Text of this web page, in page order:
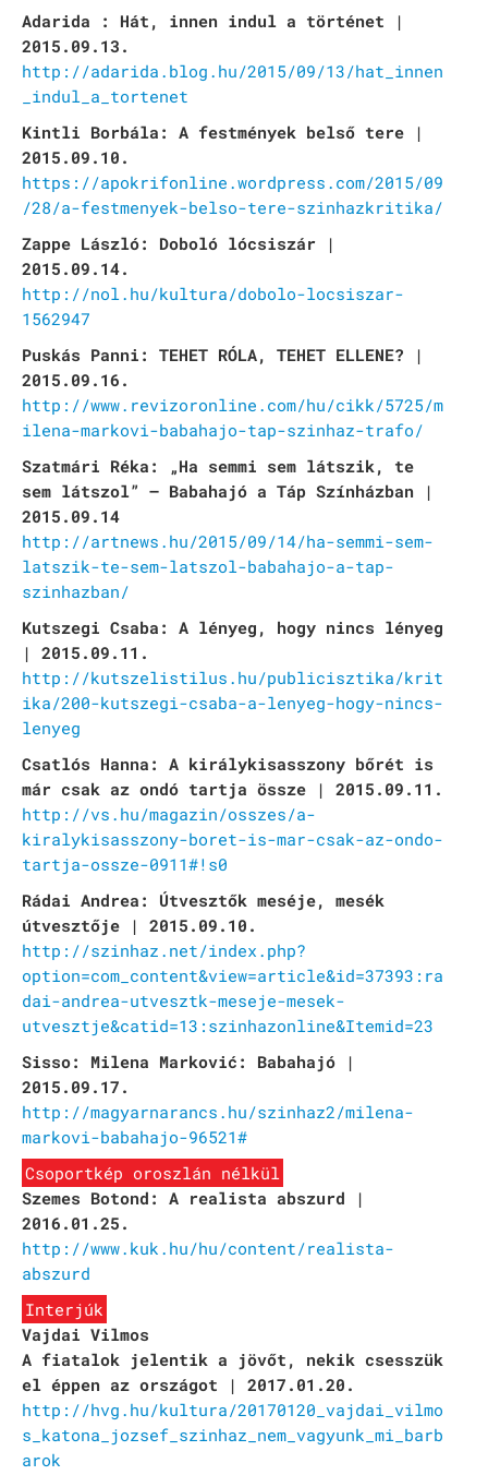
Adarida : Hát, innen indul a történet |
2015.09.13.
http://adarida.blog.hu/2015/09/13/hat_innen
_indul_a_tortenet
Kintli Borbála: A festmények belső tere |
2015.09.10.
https://apokrifonline.wordpress.com/2015/09
/28/a-festmenyek-belso-tere-szinhazkritika/
Zappe László: Doboló lócsiszár |
2015.09.14.
http://nol.hu/kultura/dobolo-locsiszar-
1562947
Puskás Panni: TEHET RÓLA, TEHET ELLENE? |
2015.09.16.
http://www.revizoronline.com/hu/cikk/5725/m
ilena-markovi-babahajo-tap-szinhaz-trafo/
Szatmári Réka: „Ha semmi sem látszik, te
sem látszol” – Babahajó a Táp Színházban |
2015.09.14
http://artnews.hu/2015/09/14/ha-semmi-sem-
latszik-te-sem-latszol-babahajo-a-tap-
szinhazban/
Kutszegi Csaba: A lényeg, hogy nincs lényeg
| 2015.09.11.
http://kutszelistilus.hu/publicisztika/krit
ika/200-kutszegi-csaba-a-lenyeg-hogy-nincs-
lenyeg
Csatlós Hanna: A királykisasszony bőrét is
már csak az ondó tartja össze | 2015.09.11.
http://vs.hu/magazin/osszes/a-
kiralykisasszony-boret-is-mar-csak-az-ondo-
tartja-ossze-0911#!s0
Rádai Andrea: Útvesztők meséje, mesék
útvesztője | 2015.09.10.
http://szinhaz.net/index.php?
option=com_content&view=article&id=37393:ra
dai-andrea-utvesztk-meseje-mesek-
utvesztje&catid=13:szinhazonline&Itemid=23
Sisso: Milena Marković: Babahajó |
2015.09.17.
http://magyarnarancs.hu/szinhaz2/milena-
markovi-babahajo-96521#
Csoportkép oroszlán nélkül
Szemes Botond: A realista abszurd |
2016.01.25.
http://www.kuk.hu/hu/content/realista-
abszurd
Interjúk
Vajdai Vilmos
A fiatalok jelentik a jövőt, nekik csesszük
el éppen az országot | 2017.01.20.
http://hvg.hu/kultura/20170120_vajdai_vilmo
s_katona_jozsef_szinhaz_nem_vagyunk_mi_barb
arok